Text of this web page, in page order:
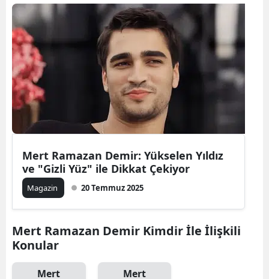
Mert Ramazan Demir: Yükselen Yıldız
ve "Gizli Yüz" ile Dikkat Çekiyor
Magazin 20 Temmuz 2025
Mert Ramazan Demir Kimdir İle İlişkili
Konular
Mert
Mert